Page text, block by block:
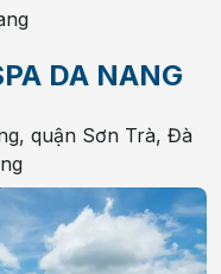
DA NANG
quận Sơn Trà, Đà